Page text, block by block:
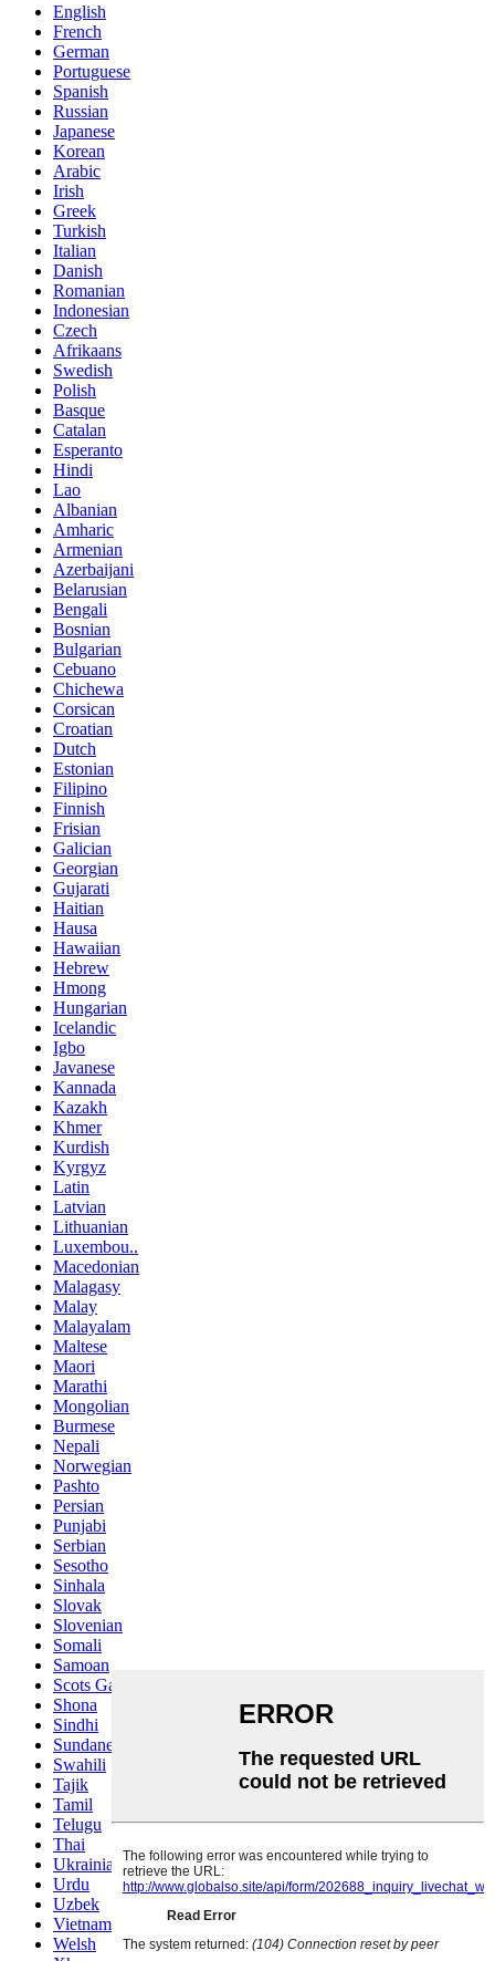
English
French
German
Portuguese
Spanish
Russian
Japanese
Korean
Arabic
Irish
Greek
Turkish
Italian
Danish
Romanian
Indonesian
Czech
Afrikaans
Swedish
Polish
Basque
Catalan
Esperanto
Hindi
Lao
Albanian
Amharic
Armenian
Azerbaijani
Belarusian
Bengali
Bosnian
Bulgarian
Cebuano
Chichewa
Corsican
Croatian
Dutch
Estonian
Filipino
Finnish
Frisian
Galician
Georgian
Gujarati
Haitian
Hausa
Hawaiian
Hebrew
Hmong
Hungarian
Icelandic
Igbo
Javanese
Kannada
Kazakh
Khmer
Kurdish
Kyrgyz
Latin
Latvian
Lithuanian
Luxembou..
Macedonian
Malagasy
Malay
Malayalam
Maltese
Maori
Marathi
Mongolian
Burmese
Nepali
Norwegian
Pashto
Persian
Punjabi
Serbian
Sesotho
Sinhala
Slovak
Slovenian
Somali
Samoan
Scots Gaelic
Shona
Sindhi
Sundanese
Swahili
Tajik
Tamil
Telugu
Thai
Ukrainian
Urdu
Uzbek
Vietnamese
Welsh